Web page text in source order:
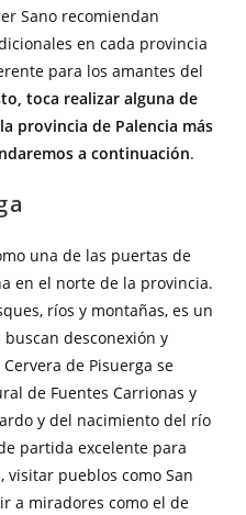
Sano recomiendan
en cada provincia
para los amantes del
toca realizar alguna de
provincia de Palencia más
a continuación.
una de las puertas de
en el norte de la provincia.
ríos y montañas, es un
desconexión y
de Pisuerga se
de Fuentes Carrionas y
y del nacimiento del río
partida excelente para
pueblos como San
a miradores como el de